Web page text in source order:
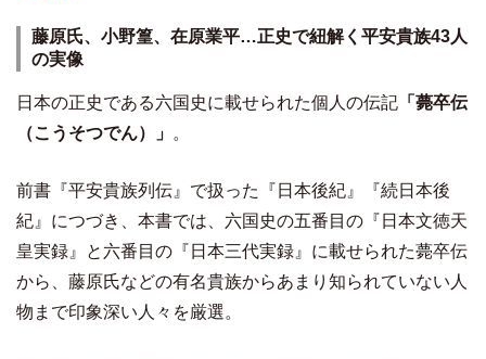
藤原氏、小野篁、在原業平…正史で紐解く平安貴族43人
の実像
日本の正史である六国史に載せられた個人の伝記 「薨卒伝
（こうそつでん）」 。
前書『平安貴族列伝』で扱った『日本後紀』『続日本後
紀』につづき、本書では、六国史の五番目の『日本文徳天
皇実録』と六番目の『日本三代実録』に載せられた薨卒伝
から、藤原氏などの有名貴族からあまり知られていない人
物まで印象深い人々を厳選。